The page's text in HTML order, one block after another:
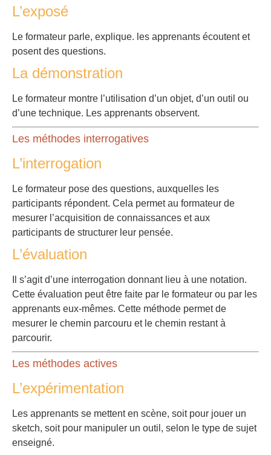
L’exposé
Le formateur parle, explique. les apprenants écoutent et
posent des questions.
La démonstration
Le formateur montre l’utilisation d’un objet, d’un outil ou
d’une technique. Les apprenants observent.
Les méthodes interrogatives
L’interrogation
Le formateur pose des questions, auxquelles les
participants répondent. Cela permet au formateur de
mesurer l’acquisition de connaissances et aux
participants de structurer leur pensée.
L’évaluation
Il s’agit d’une interrogation donnant lieu à une notation.
Cette évaluation peut être faite par le formateur ou par les
apprenants eux-mêmes. Cette méthode permet de
mesurer le chemin parcouru et le chemin restant à
parcourir.
Les méthodes actives
L’expérimentation
Les apprenants se mettent en scène, soit pour jouer un
sketch, soit pour manipuler un outil, selon le type de sujet
enseigné.